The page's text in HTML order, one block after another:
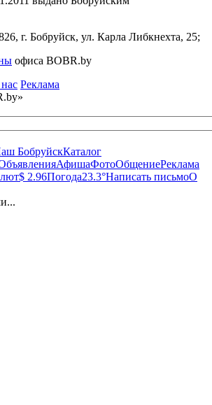
г. Бобруйск, ул. Карла Либкнехта, 25;
офиса BOBR.by
Реклама
БобруйскКаталог
АфишаФотоОбщениеРеклама
$ 2.96Погода23.3°Написать письмоО